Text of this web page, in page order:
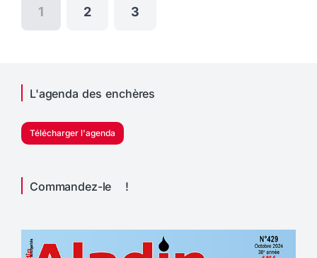
1 2 3
L'agenda des enchères
Télécharger l'agenda
Commandez-le !